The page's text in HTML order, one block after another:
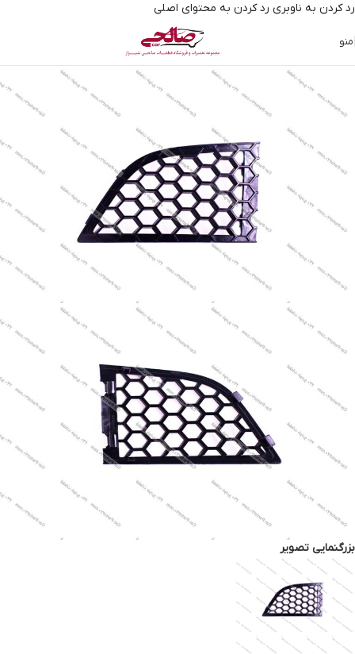
رد کردن به ناوبری رد کردن به محتوای اصلی
منو
بزرگنمایی تصویر